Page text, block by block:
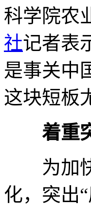
科学院农
社记者表
是事关中
这块短板
着重
为加快
化，突出